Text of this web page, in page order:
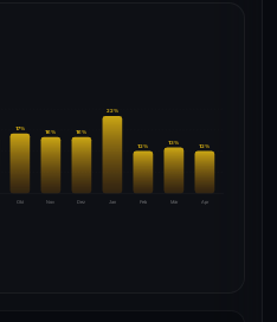
Okt
17%
Nov
16%
Dez
16%
Jan
22%
Feb
12%
Mär
13%
Apr
12%